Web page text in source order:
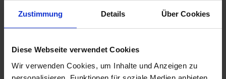
Zustimmung Details Über Cookies
Diese Webseite verwendet Cookies
Wir verwenden Cookies, um Inhalte und Anzeigen zu
MANNA Bio Rasendünger
Artikel-Nr.: 7002224-02-cfg